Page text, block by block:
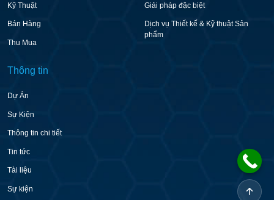
Kỹ Thuật
Bán Hàng
Thu Mua
Giải pháp đặc biệt
Dịch vụ Thiết kế & Kỹ thuật Sản
phẩm
Thông tin
Dự Án
Sự Kiện
Thông tin chi tiết
Tin tức
Tài liệu
Sự kiện